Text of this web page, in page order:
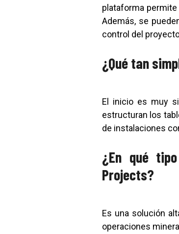
plataforma
Además, se
control del
¿Qué tan
El inicio es muy
estructuran los
de instalaciones
¿En qué
Projects?
Es una solución
operaciones